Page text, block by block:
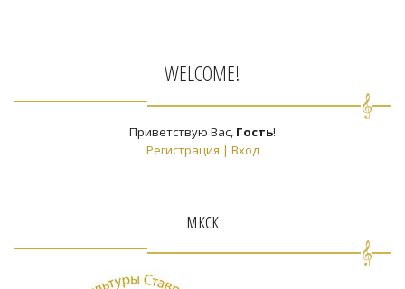
WELCOME!
Приветствую Вас, Гость!
Регистрация | Вход
мкск